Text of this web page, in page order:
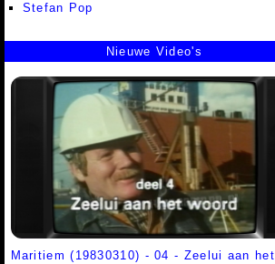
Stefan Pop
Nieuwe Video's
Maritiem (19830310) - 04 - Zeelui aan het